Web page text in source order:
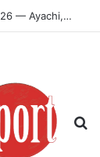
Championnats du monde U-20, Oregon-2026 — Ayachi, Dissa, Touahria et Ghezali en finale